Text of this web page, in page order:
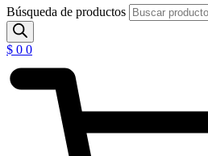
Búsqueda de productos
$ 0 0